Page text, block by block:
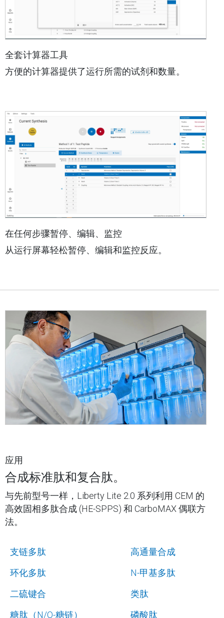
全套计算器工具
方便的计算器提供了运行所需的试剂和数量。
在任何步骤暂停、编辑、监控
从运行屏幕轻松暂停、编辑和监控反应。
应用
合成标准肽和复合肽。
与先前型号一样，​​Liberty Lite 2.0 系列利用 ​CEM​​ 的
高效固相多肽合成 (HE-SPPS) 和 ​CarboMAX​ 偶联方
法。
支链多肽
高通量合成
环化多肽
N-甲基多肽
二硫键合
类肽
糖肽（N/O-糖链）
磷酸肽